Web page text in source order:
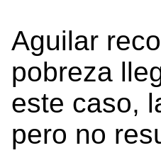
Aguilar
pobreza
este caso,
pero no